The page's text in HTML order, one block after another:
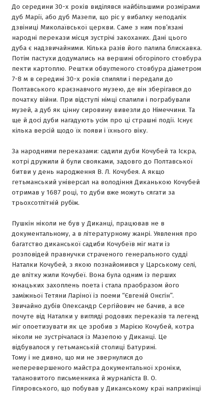
До середини 30-х років виділявся найбільшими розмірами
дуб Марії, або дуб Мазепи, що ріс у вибалку неподалік
дзвіниці Миколаївської церкви. Саме з ним пов’язані
народні перекази місця зустрічі закоханих. Дані цього
дуба є надзвичайними. Кілька разів його палила блискавка.
Потім пастухи додумались на вершині обгорілого стовбура
пекти картоплю. Рештки обвугленого стовбура діаметром
7-8 м в середині 30-х років спиляли і передали до
Полтавського краєзнавчого музею, де він зберігався до
початку війни. При відступі німці спалили і пограбували
музей, а дуб як цінну сировину вивезли до Німеччини. Та
ще й досі дуби нагадують усім про ці страшні події. Існує
кілька версій щодо їх появи і їхнього віку.
За народними переказами: садили дуби Кочубей та Іскра,
котрі дружили й були свояками, задовго до Полтавської
битви у день народження В. Л. Кочубея. А якщо
гетьманський універсал на володіння Диканькою Кочубей
отримав у 1687 році, то дуби вже можуть сягати за
трьохсотлітній рубіж.
Пушкін ніколи не був у Диканці, працював не в
документальному, а в літературному жанрі. Уявлення про
багатство диканської садиби Кочубеїв міг мати із
розповідей правнучки страченого генерального судді
Наталки Кочубей, з якою познайомився у Царському селі,
де влітку жили Кочубеї. Вона була одним із перших
юнацьких захоплень поета і стала праобразом його
заміжньої Тетяни Ларіної із поеми “Євгеній Онєгін”.
Звичайно дубів Олександр Сергійович не бачив, а все
почуте від Наталки у вигляді родових переказів та легенд
міг опоетизувати як це зробив з Марією Кочубей, котра
ніколи не зустрічалася із Мазепою у Диканці. Це
відбувалося у гетьманській столиці Батурині.
Тому і не дивно, що ми не звернулися до
неперевершеного майстра документальної хроніки,
талановитого письменника й журналіста В. О.
Гіляровського, що побував у Диканському краї наприкінці